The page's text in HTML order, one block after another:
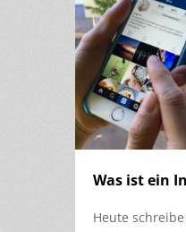
Was ist ein
Heute